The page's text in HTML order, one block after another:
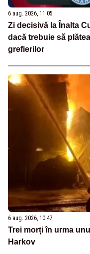
6 aug. 2026, 11:05
Zi decisivă la Înalta
dacă trebuie să
grefierilor
6 aug. 2026, 10:47
Trei morți în urma
Harkov